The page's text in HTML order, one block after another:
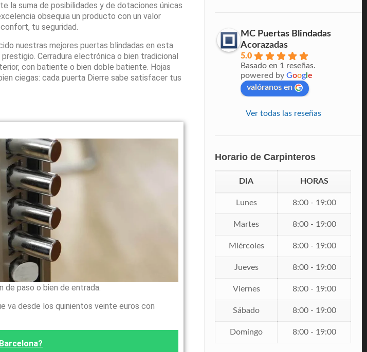
la suma de posibilidades y de dotaciones únicas
obsequia un producto con un valor
tu seguridad.
nuestras mejores puertas blindadas en esta
Cerradura electrónica o bien tradicional
con batiente o bien doble batiente. Hojas
ciegas: cada puerta Dierre sabe satisfacer tus
de paso o bien de entrada.
va desde los quinientos veinte euros con
MC Puertas Blindadas
Acorazadas
5.0
Basado en 1 reseñas.
powered byGoog le
valóranos en
Ver todas las reseñas
Horario de Carpinteros
DIA HORAS
Lunes 8:00 - 19:00
Martes 8:00 - 19:00
Miércoles 8:00 - 19:00
Jueves 8:00 - 19:00
Viernes 8:00 - 19:00
Sábado 8:00 - 19:00
Domingo 8:00 - 19:00